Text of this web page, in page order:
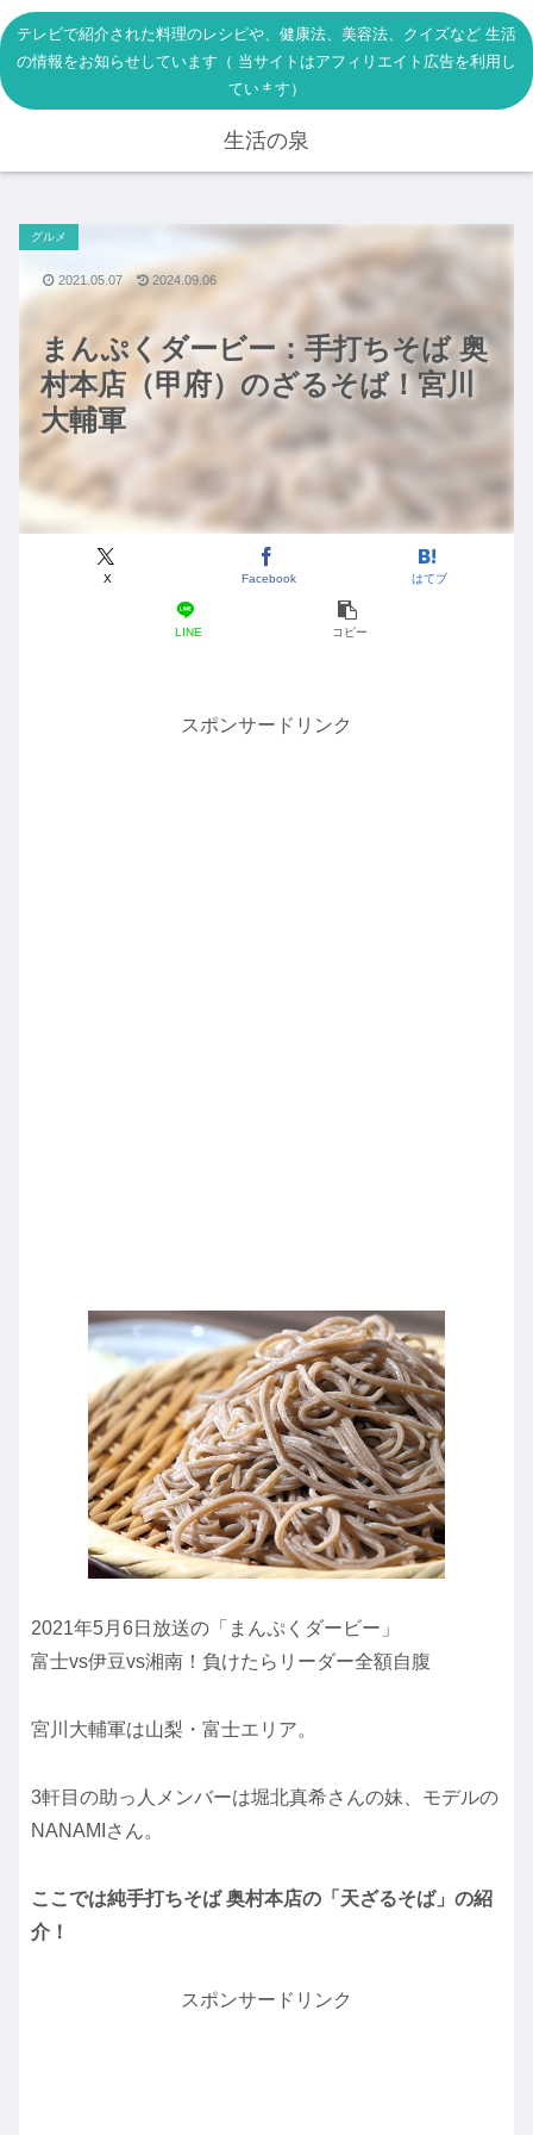
テレビで紹介された料理のレシピや、健康法、美容法、クイズなど 生活
の情報をお知らせしています（ 当サイトはアフィリエイト広告を利用し
ています）
生活の泉
まんぷくダービー：手打ちそば 奥
村本店（甲府）のざるそば！宮川
大輔軍
グルメ
X Facebook はてブ
LINE コピー
2021.05.07 2024.09.06
スポンサードリンク
2021年5月6日放送の「まんぷくダービー」
富士vs伊豆vs湘南！負けたらリーダー全額自腹
宮川大輔軍は山梨・富士エリア。
3軒目の助っ人メンバーは堀北真希さんの妹、モデルの
NANAMIさん。
ここでは純手打ちそば 奥村本店の「天ざるそば」の紹
介！
スポンサードリンク